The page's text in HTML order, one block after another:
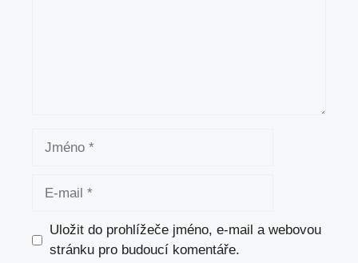
Jméno
Uložit do prohlížeče jméno, e-mail a webovou
stránku pro budoucí komentáře.